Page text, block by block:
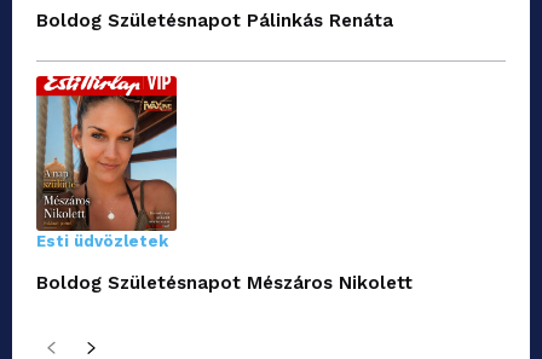
Boldog Születésnapot Pálinkás Renáta
Esti üdvözletek
Boldog Születésnapot Mészáros Nikolett